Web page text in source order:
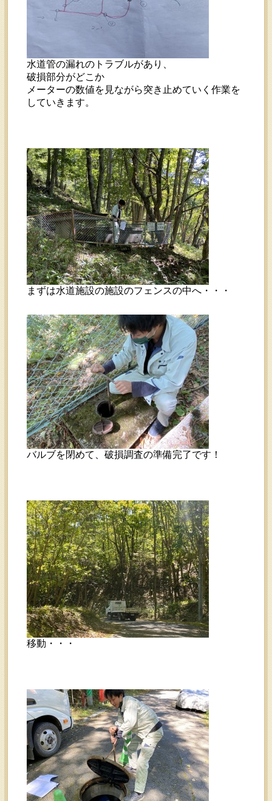
水道管の漏れのトラブルがあり、
破損部分がどこか
メーターの数値を見ながら突き止めていく作業を
していきます。
まずは水道施設の施設のフェンスの中へ・・・
バルブを閉めて、破損調査の準備完了です！
移動・・・